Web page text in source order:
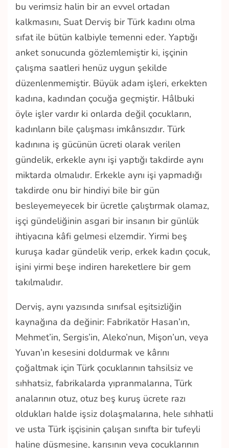
bu verimsiz halin bir an evvel ortadan
kalkmasını, Suat Derviş bir Türk kadını olma
sıfat ile bütün kalbiyle temenni eder. Yaptığı
anket sonucunda gözlemlemiştir ki, işçinin
çalışma saatleri henüz uygun şekilde
düzenlenmemiştir. Büyük adam işleri, erkekten
kadına, kadından çocuğa geçmiştir. Hâlbuki
öyle işler vardır ki onlarda değil çocukların,
kadınların bile çalışması imkânsızdır. Türk
kadınına iş gücünün ücreti olarak verilen
gündelik, erkekle aynı işi yaptığı takdirde aynı
miktarda olmalıdır. Erkekle aynı işi yapmadığı
takdirde onu bir hindiyi bile bir gün
besleyemeyecek bir ücretle çalıştırmak olamaz,
işçi gündeliğinin asgari bir insanın bir günlük
ihtiyacına kâfi gelmesi elzemdir. Yirmi beş
kuruşa kadar gündelik verip, erkek kadın çocuk,
işini yirmi beşe indiren hareketlere bir gem
takılmalıdır.
Derviş, aynı yazısında sınıfsal eşitsizliğin
kaynağına da değinir: Fabrikatör Hasan’ın,
Mehmet’in, Sergis’in, Aleko’nun, Mişon’un, veya
Yuvan’ın kesesini doldurmak ve kârını
çoğaltmak için Türk çocuklarının tahsilsiz ve
sıhhatsiz, fabrikalarda yıpranmalarına, Türk
analarının otuz, otuz beş kuruş ücrete razı
oldukları halde işsiz dolaşmalarına, hele sıhhatli
ve usta Türk işçisinin çalışan sınıfta bir tufeyli
haline düşmesine, karısının veya çocuklarının